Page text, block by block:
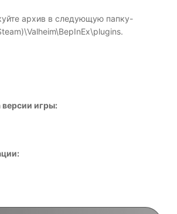
архив в следующую папку-
версии игры: